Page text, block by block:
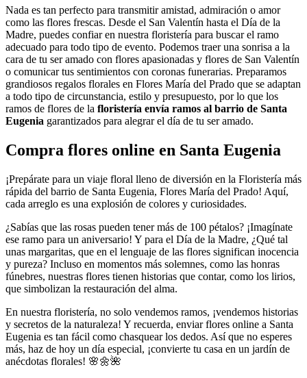
Nada es tan perfecto para transmitir amistad, admiración o amor
como las flores frescas. Desde el San Valentín hasta el Día de la
Madre, puedes confiar en nuestra floristería para buscar el ramo
adecuado para todo tipo de evento. Podemos traer una sonrisa a la
cara de tu ser amado con flores apasionadas y flores de San Valentín
o comunicar tus sentimientos con coronas funerarias. Preparamos
grandiosos regalos florales en Flores María del Prado que se adaptan
a todo tipo de circunstancia, estilo y presupuesto, por lo que los
ramos de flores de la floristería envía ramos al barrio de Santa
Eugenia garantizados para alegrar el día de tu ser amado.
Compra flores online en Santa Eugenia
¡Prepárate para un viaje floral lleno de diversión en la Floristería más
rápida del barrio de Santa Eugenia, Flores María del Prado! Aquí,
cada arreglo es una explosión de colores y curiosidades.
¿Sabías que las rosas pueden tener más de 100 pétalos? ¡Imagínate
ese ramo para un aniversario! Y para el Día de la Madre, ¿Qué tal
unas margaritas, que en el lenguaje de las flores significan inocencia
y pureza? Incluso en momentos más solemnes, como las honras
fúnebres, nuestras flores tienen historias que contar, como los lirios,
que simbolizan la restauración del alma.
En nuestra floristería, no solo vendemos ramos, ¡vendemos historias
y secretos de la naturaleza! Y recuerda, enviar flores online a Santa
Eugenia es tan fácil como chasquear los dedos. Así que no esperes
más, haz de hoy un día especial, ¡convierte tu casa en un jardín de
anécdotas florales! 🌸🌼🌺